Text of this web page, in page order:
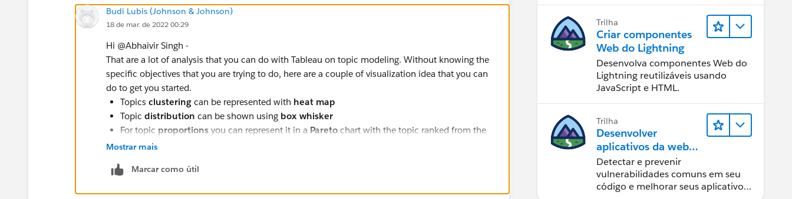
Budi Lubis (Johnson & Johnson)
18 de mar. de 2022 00:29
Hi @Abhaivir Singh​ -
That are a lot of analysis that you can do with Tableau on topic modeling. Without knowing the
specific objectives that you are trying to do, here are a couple of visualization idea that you can
do to get you started.
Topics clustering can be represented with heat map
Topic distribution can be shown using box whisker
For topic proportions you can represent it in a Pareto chart with the topic ranked from the
highest to lowes
Mostrar mais
Marcar como útil
Trilha
Criar componentes
Web do Lightning
Desenvolva componentes Web do
Lightning reutilizáveis usando
JavaScript e HTML.
Trilha
Desenvolver
aplicativos da web
seguros
Detectar e prevenir
vulnerabilidades comuns em seu
código e melhorar seus aplicativos